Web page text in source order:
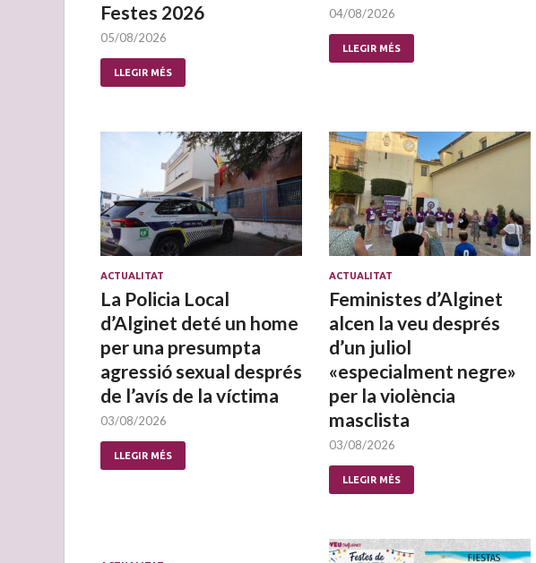
Festes 2026
05/08/2026
LLEGIR MÉS
04/08/2026
LLEGIR MÉS
ACTUALITAT
La Policia Local
d’Alginet deté un home
per una presumpta
agressió sexual després
de l’avís de la víctima
03/08/2026
LLEGIR MÉS
ACTUALITAT
Feministes d’Alginet
alcen la veu després
d’un juliol
«especialment negre»
per la violència
masclista
03/08/2026
LLEGIR MÉS